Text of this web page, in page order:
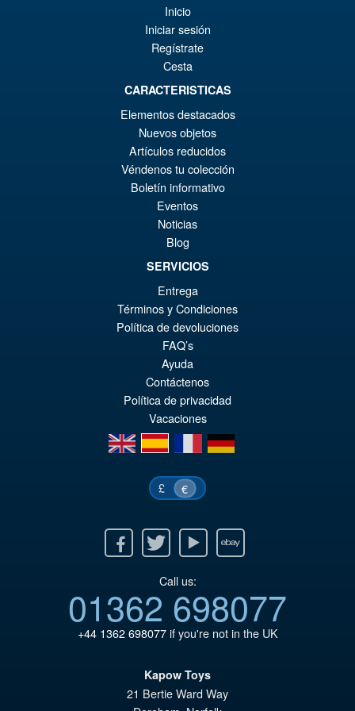
Inicio
Iniciar sesión
Regístrate
Cesta
CARACTERISTICAS
Elementos destacados
Nuevos objetos
Artículos reducidos
Véndenos tu colección
Boletín informativo
Eventos
Noticias
Blog
SERVICIOS
Entrega
Términos y Condiciones
Política de devoluciones
FAQ’s
Ayuda
Contáctenos
Política de privacidad
Vacaciones
en
es fr de
£ €
Twitter Youtube Ebay
Call us:
01362 698077
+44 1362 698077if you're not in the UK
Kapow Toys
21 Bertie Ward Way